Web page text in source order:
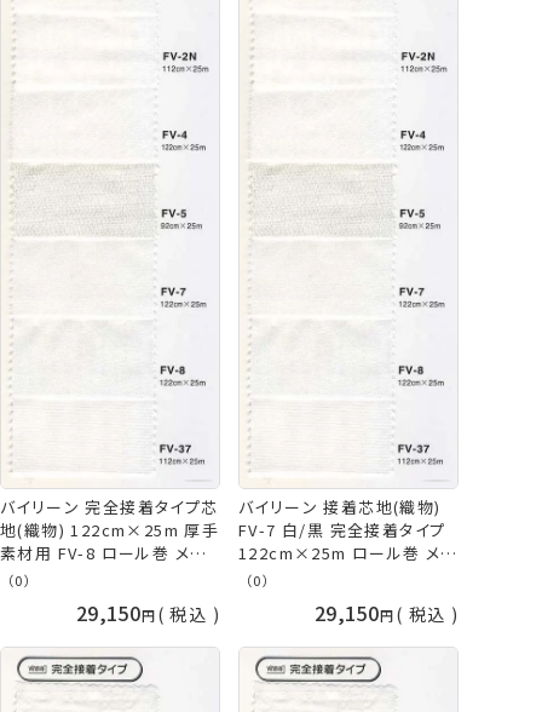
バイリーン 完全接着タイプ芯
地(織物) 122cm×25m 厚手
素材用 FV-8 ロール巻 メー
カー直送 代引不可 日時指定
（0）
29,150 税込
バイリーン 接着芯地(織物)
FV-7 白/黒 完全接着タイプ
122cm×25m ロール巻 メー
カー直送 代引不可 日時指定
（0）
29,150 税込